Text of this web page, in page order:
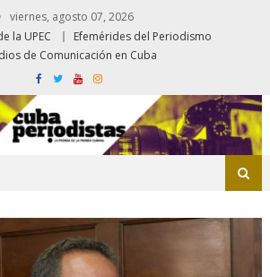
viernes, agosto 07, 2026
la UPEC
Efemérides del Periodismo
de Comunicación en Cuba